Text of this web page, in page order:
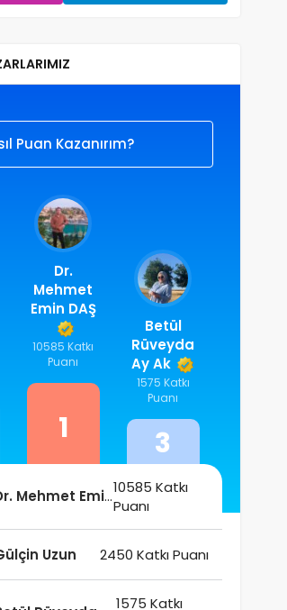
Puan Kazanırım?
Dr.
Mehmet
Emin DAŞ
10585 Katkı
Puanı
1
Betül
Rüveyda
Ay Ak
1575 Katkı
Puanı
3
Mehmet Emin10585 Katkı
Puanı
Uzun 2450 Katkı Puanı
1575 Katkı